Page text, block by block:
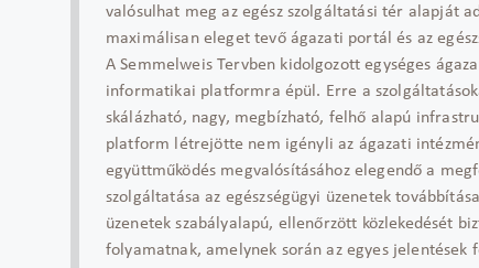
valósulhat meg az egész szolgáltatási tér alapját
maximálisan eleget tevő ágazati portál és az
A Semmelweis Tervben kidolgozott egységes
informatikai platformra épül. Erre a
skálázható, nagy, megbízható, felhő alapú
platform létrejötte nem igényli az ágazati
együttműködés megvalósításához elegendő a
szolgáltatása az egészségügyi üzenetek
üzenetek szabályalapú, ellenőrzött közlekedését
folyamatnak, amelynek során az egyes